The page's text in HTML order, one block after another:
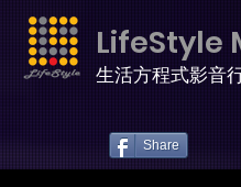
LifeStyle
生活方程式影音
Share